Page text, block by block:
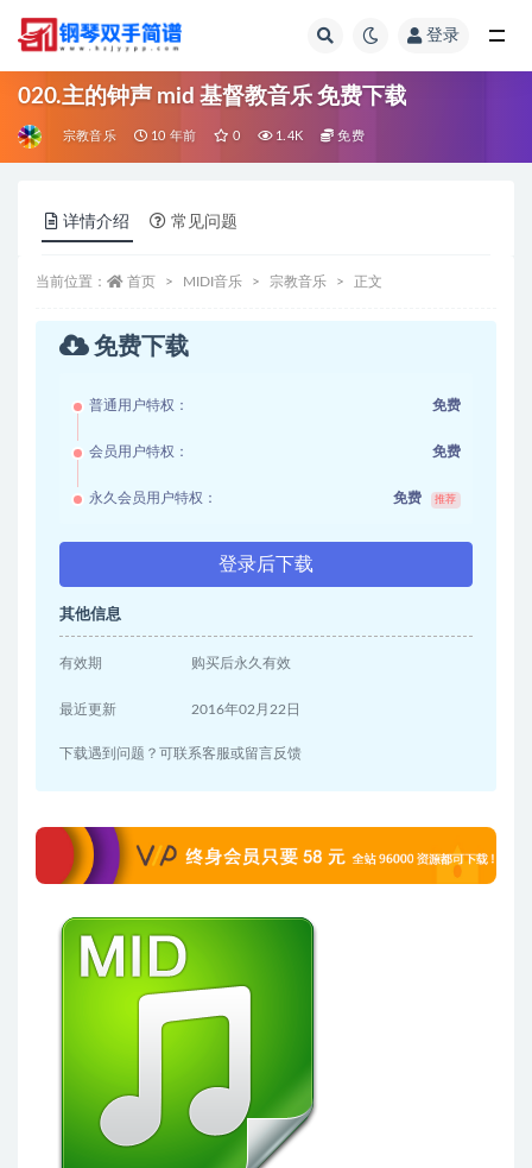
登录
020.主的钟声 mid 基督教音乐 免费下载
宗教音乐 10 年前 0 1.4K 免费
详情介绍 常见问题
当前位置： 首页 MIDI音乐 宗教音乐 正文
免费下载
普通用户特权： 免费
会员用户特权： 免费
永久会员用户特权： 免费 推荐
登录后下载
其他信息
有效期 购买后永久有效
最近更新 2016年02月22日
下载遇到问题？可联系客服或留言反馈